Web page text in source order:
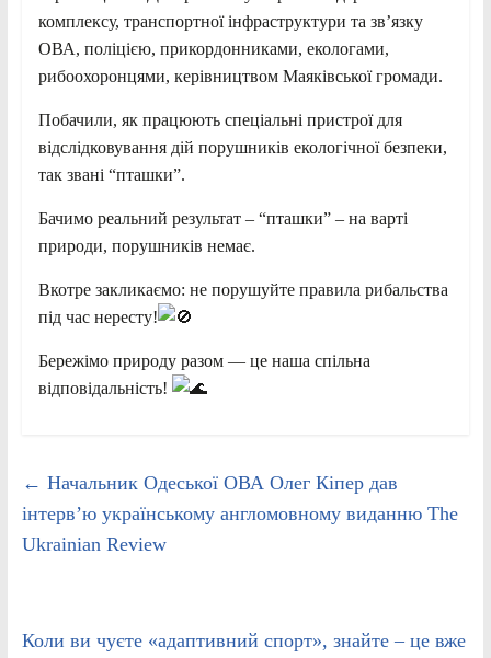
комплексу, транспортної інфраструктури та зв’язку
ОВА, поліцією, прикордонниками, екологами,
рибоохоронцями, керівництвом Маяківської громади.
Побачили, як працюють спеціальні пристрої для
відслідковування дій порушників екологічної безпеки,
так звані “пташки”.
Бачимо реальний результат – “пташки” – на варті
природи, порушників немає.
Вкотре закликаємо: не порушуйте правила рибальства
під час нересту!
Бережімо природу разом — це наша спільна
відповідальність!
← Начальник Одеської ОВА Олег Кіпер дав
інтерв’ю українському англомовному виданню The
Ukrainian Review
Коли ви чуєте «адаптивний спорт», знайте – це вже